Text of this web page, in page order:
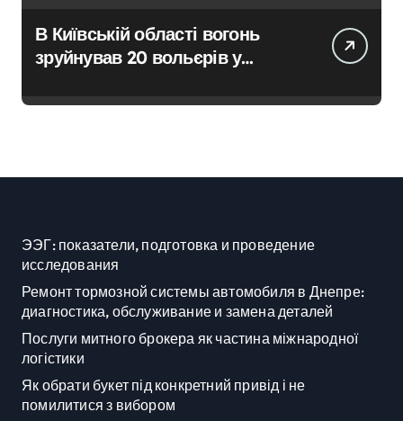
В Київській області вогонь
зруйнував 20 вольєрів у
ЭЭГ: показатели, подготовка и проведение
исследования
Ремонт тормозной системы автомобиля в Днепре:
диагностика, обслуживание и замена деталей
Послуги митного брокера як частина міжнародної
логістики
Як обрати букет під конкретний привід і не
помилитися з вибором